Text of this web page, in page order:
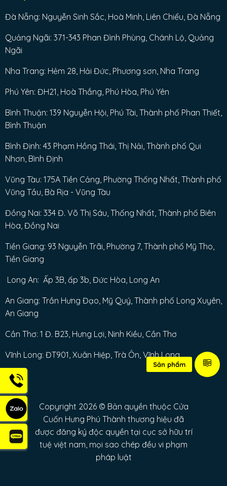
Đà Nẵng: Nguyễn Sinh Sắc, Hoà Minh, Liên Chiểu, Đà Nẵng
Quảng Ngãi: 371-343 Phan Đình Phùng, Chánh Lộ, Quảng
Ngãi
Nha Trang: Hẻm 28, Hải Đức, Phương sơn, Nha Trang
Phú Yên: ĐH21, Hoà Thắng, Phú Hòa, Phú Yên
Bình Thuận: 139 Nguyễn Hội, Phú Tài, Thành phố Phan Thiết,
Bình Thuận
Bình Định: 43 Phạm Hồng Thái, Thị Nải, Thành phố Qui
Nhơn, Bình Định
Vũng Tàu: 175A Tiền Cảng, Phường Thống Nhất, Thành phố
Vũng Tầu, Bà Rịa - Vũng Tàu
Đồng Nai: 334 Đ. Võ Thị Sáu, Thống Nhất, Thành phố Biên
Hòa, Đồng Nai
Tiền Giang: 93 Nguyễn Trãi, Phường 7, Thành phố Mỹ Tho,
Tiền Giang
Long An: Ấp 3B, ấp 3b, Đức Hòa, Long An
An Giang: Trần Hưng Đạo, Mỹ Quý, Thành phố Long Xuyên,
An Giang
Cần Thơ: 1 Đ. B23, Hưng Lợi, Ninh Kiều, Cần Thơ
Vĩnh Long: ĐT901, Xuân Hiệp, Trà Ôn, Vĩnh Long
Copyright 2026 © Bản quyền thuộc Cửa
Cuốn Hưng Phú Thành thương hiệu đã
được đăng ký độc quyền tại cục sở hữu trí
tuệ việt nam, mọi sao chép đều vi phạm
pháp luật
Sản phẩm